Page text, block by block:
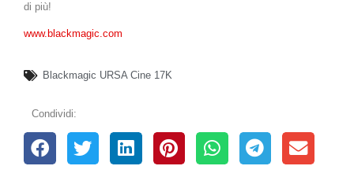
di più!
www.blackmagic.com
Blackmagic URSA Cine 17K
Condividi: